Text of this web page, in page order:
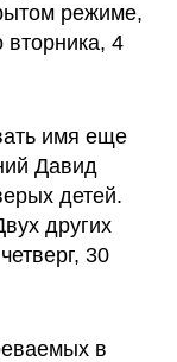
режиме,
вторника, 4
имя еще
Давид
детей.
других
30
в